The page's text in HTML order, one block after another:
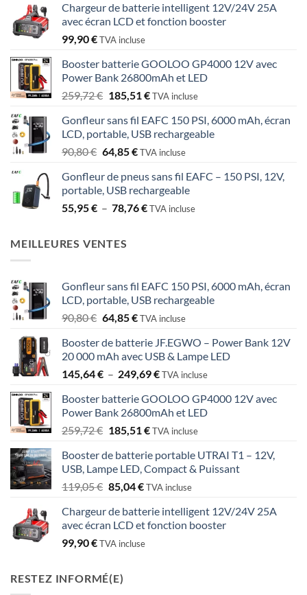
initial
était :
245,70 €.
actuel
est :
Chargeur de batterie intelligent 12V/24V 25A
avec écran LCD et fonction booster
99,90€TVA incluse
Booster batterie GOOLOO GP4000 12V avec
Power Bank 26800mAh et LED
259,72€ Le
initial
était :
259,72 €.
185,51€Le
actuel
est :
185,51 €.
TVA incluse
Gonfleur sans fil EAFC 150 PSI, 6000 mAh, écran
LCD, portable, USB rechargeable
90,80€ Le
initial
était :
90,80 €.
64,85€Le
actuel
est :
64,85 €.
TVA incluse
Gonfleur de pneus sans fil EAFC – 150 PSI, 12V,
portable, USB rechargeable
55,95€ – 78,76€Plage
TVA incluse
MEILLEURES VENTES
Gonfleur sans fil EAFC 150 PSI, 6000 mAh, écran
LCD, portable, USB rechargeable
90,80€ Le
initial
était :
90,80 €.
64,85€Le
actuel
est :
64,85 €.
TVA incluse
Booster de batterie JF.EGWO – Power Bank 12V
20 000 mAh avec USB & Lampe LED
145,64€ – 249,69€Plage
prix :
145,64 €
à
TVA incluse
Booster batterie GOOLOO GP4000 12V avec
Power Bank 26800mAh et LED
259,72€ Le
initial
était :
259,72 €.
185,51 €Le
actuel
est :
185,51 €.
TVA incluse
Booster de batterie portable UTRAI T1 – 12V,
USB, Lampe LED, Compact & Puissant
119,05€ Le
initial
était :
119,05 €.
85,04€Le
actuel
est :
85,04 €.
TVA incluse
Chargeur de batterie intelligent 12V/24V 25A
avec écran LCD et fonction booster
99,90€TVA incluse
RESTEZ INFORMÉ(E)